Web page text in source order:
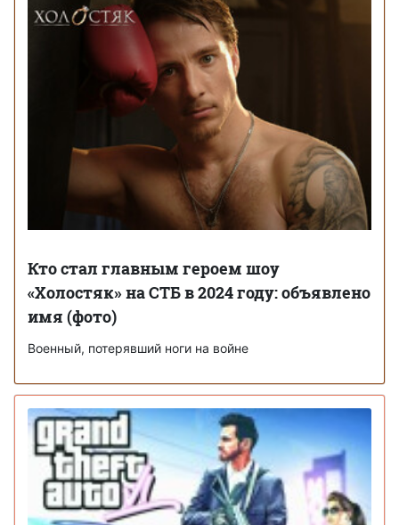
Кто стал главным героем шоу
«Холостяк» на СТБ в 2024 году: объявлено
имя (фото)
Военный, потерявший ноги на войне